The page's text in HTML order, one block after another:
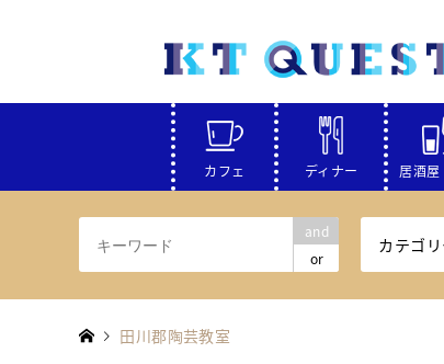
カフェ ディナー 居酒屋
and
or
カテゴ
田川郡陶芸教室